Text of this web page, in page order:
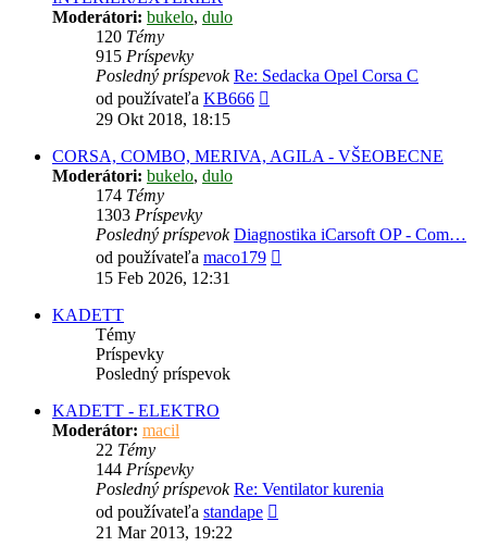
Moderátori: bukelo, dulo
120 Témy
915 Príspevky
Posledný príspevok Re: Sedacka Opel Corsa C
od používateľa KB666
29 Okt 2018, 18:15
CORSA, COMBO, MERIVA, AGILA - VŠEOBECNE
Moderátori: bukelo, dulo
174 Témy
1303 Príspevky
Posledný príspevok Diagnostika iCarsoft OP - Com…
od používateľa maco179
15 Feb 2026, 12:31
KADETT
Témy
Príspevky
Posledný príspevok
KADETT - ELEKTRO
Moderátor: macil
22 Témy
144 Príspevky
Posledný príspevok Re: Ventilator kurenia
od používateľa standape
21 Mar 2013, 19:22